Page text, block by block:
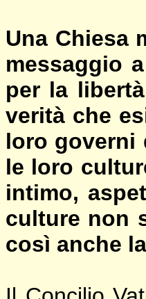
Una Chiesa
messaggio
per la
verità che
loro governi
le loro
intimo,
culture non
così anche